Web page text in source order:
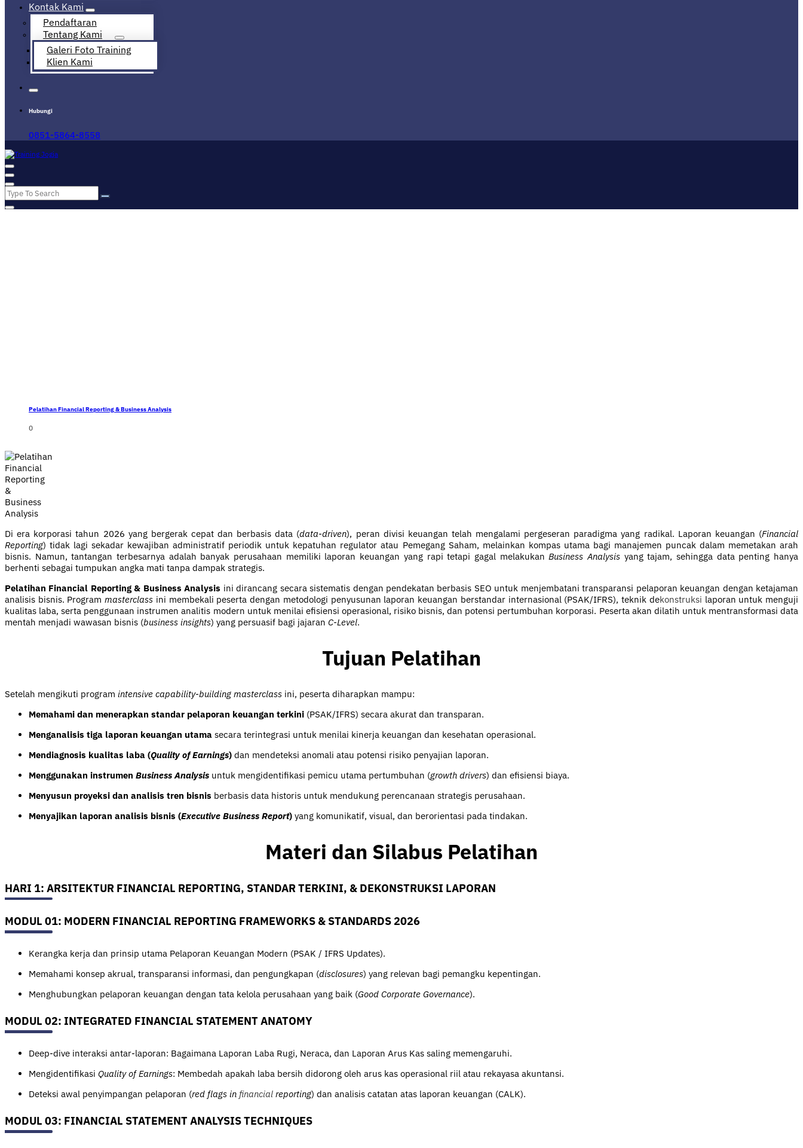
Kontak Kami
Pendaftaran
Tentang Kami
Galeri Foto Training
Klien Kami
Hubungi
0851-5864-8558
Pusat Informasi Training di Jogja
Pelatihan Financial Reporting & Business Analysis
0
Di era korporasi tahun 2026 yang bergerak cepat dan berbasis data (data-driven), peran divisi keuangan telah mengalami pergeseran paradigma yang radikal. Laporan keuangan (Financial
Reporting) tidak lagi sekadar kewajiban administratif periodik untuk kepatuhan regulator atau Pemegang Saham, melainkan kompas utama bagi manajemen puncak dalam memetakan arah
bisnis. Namun, tantangan terbesarnya adalah banyak perusahaan memiliki laporan keuangan yang rapi tetapi gagal melakukanBusiness Analysisyang tajam, sehingga data penting hanya
berhenti sebagai tumpukan angka mati tanpa dampak strategis.
Pelatihan Financial Reporting & Business Analysis ini dirancang secara sistematis dengan pendekatan berbasis SEO untuk menjembatani transparansi pelaporan keuangan dengan ketajaman
analisis bisnis. Programmasterclass ini membekali peserta dengan metodologi penyusunan laporan keuangan berstandar internasional (PSAK/IFRS), teknik dekonstruksi laporan untuk menguji
kualitas laba, serta penggunaan instrumen analitis modern untuk menilai efisiensi operasional, risiko bisnis, dan potensi pertumbuhan korporasi. Peserta akan dilatih untuk mentransformasi data
mentah menjadi wawasan bisnis (business insights) yang persuasif bagi jajaran C-Level.
Tujuan Pelatihan
Setelah mengikuti program intensive capability-building masterclass ini, peserta diharapkan mampu:
Memahami dan menerapkan standar pelaporan keuangan terkini (PSAK/IFRS) secara akurat dan transparan.
Menganalisis tiga laporan keuangan utama secara terintegrasi untuk menilai kinerja keuangan dan kesehatan operasional.
Mendiagnosis kualitas laba (Quality of Earnings) dan mendeteksi anomali atau potensi risiko penyajian laporan.
Menggunakan instrumen Business Analysis untuk mengidentifikasi pemicu utama pertumbuhan (growth drivers) dan efisiensi biaya.
Menyusun proyeksi dan analisis tren bisnis berbasis data historis untuk mendukung perencanaan strategis perusahaan.
Menyajikan laporan analisis bisnis (Executive Business Report) yang komunikatif, visual, dan berorientasi pada tindakan.
Materi dan Silabus Pelatihan
HARI 1: ARSITEKTUR FINANCIAL REPORTING, STANDAR TERKINI, & DEKONSTRUKSI LAPORAN
MODUL 01: MODERN FINANCIAL REPORTING FRAMEWORKS & STANDARDS 2026
Kerangka kerja dan prinsip utama Pelaporan Keuangan Modern (PSAK / IFRS Updates).
Memahami konsep akrual, transparansi informasi, dan pengungkapan (disclosures) yang relevan bagi pemangku kepentingan.
Menghubungkan pelaporan keuangan dengan tata kelola perusahaan yang baik (Good Corporate Governance).
MODUL 02: INTEGRATED FINANCIAL STATEMENT ANATOMY
Deep-dive interaksi antar-laporan: Bagaimana Laporan Laba Rugi, Neraca, dan Laporan Arus Kas saling memengaruhi.
Mengidentifikasi Quality of Earnings: Membedah apakah laba bersih didorong oleh arus kas operasional riil atau rekayasa akuntansi.
Deteksi awal penyimpangan pelaporan (red flags in financial reporting) dan analisis catatan atas laporan keuangan (CALK).
MODUL 03: FINANCIAL STATEMENT ANALYSIS TECHNIQUES